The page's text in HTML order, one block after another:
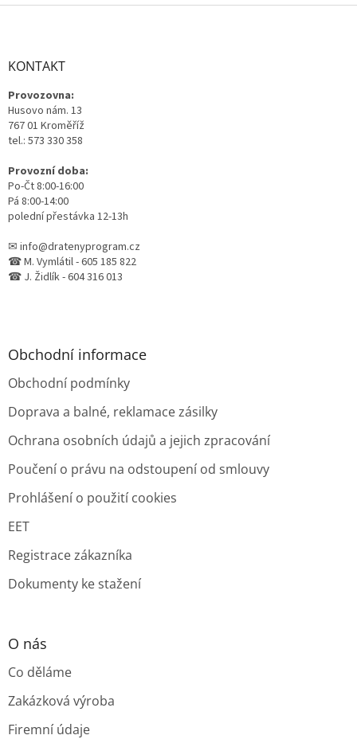
Z
KONTAKT
Provozovna:
Husovo nám. 13
767 01 Kroměříž
tel.: 573 330 358
Provozní doba:
Po-Čt 8:00-16:00
Pá 8:00-14:00
polední přestávka 12-13h
✉ info@dratenyprogram.cz
☎ M. Vymlátil - 605 185 822
☎ J. Židlík - 604 316 013
Obchodní informace
Obchodní podmínky
Doprava a balné, reklamace zásilky
Ochrana osobních údajů a jejich zpracování
Poučení o právu na odstoupení od smlouvy
Prohlášení o použití cookies
EET
Registrace zákazníka
Dokumenty ke stažení
O nás
Co děláme
Zakázková výroba
Firemní údaje